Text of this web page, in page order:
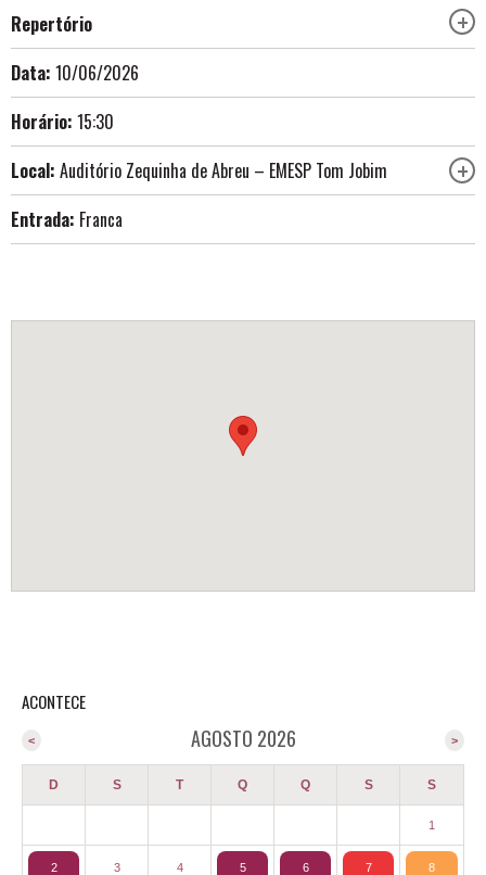
Repertório
Data: 10/06/2026
Horário: 15:30
Local: Auditório Zequinha de Abreu – EMESP Tom Jobim
Entrada: Franca
ACONTECE
AGOSTO 2026 >
<
D S T Q Q S S
1
2 3 4 5 6 7 8